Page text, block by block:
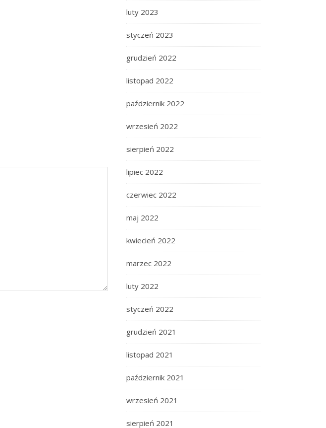
luty 2023
styczeń 2023
grudzień 2022
listopad 2022
październik 2022
wrzesień 2022
sierpień 2022
lipiec 2022
czerwiec 2022
maj 2022
kwiecień 2022
marzec 2022
luty 2022
styczeń 2022
grudzień 2021
listopad 2021
październik 2021
wrzesień 2021
sierpień 2021